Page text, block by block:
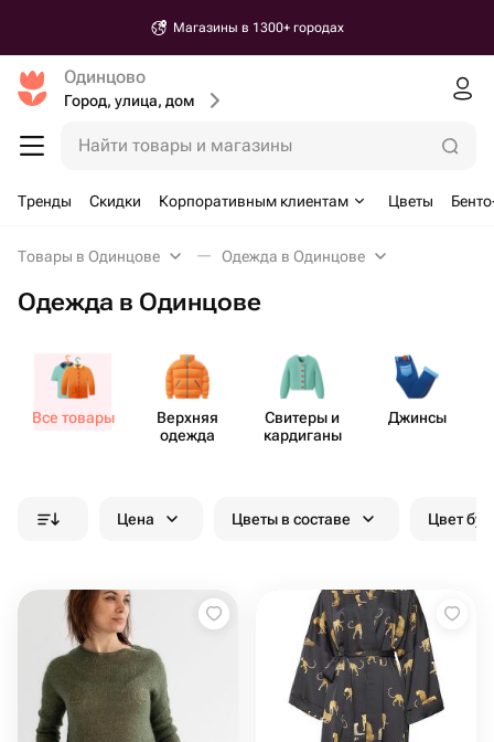
Магазины в 1300+ городах
Одинцово
Город, улица, дом
Найти товары и магазины
Тренды Скидки Корпоративным клиентам Цветы
Товары в Одинцове Одежда в Одинцове
Одежда в Одинцове
Все товары
Верхняя
одежда
Свитеры и
кардиганы
Джинсы
Цена Цветы в составе Цвет